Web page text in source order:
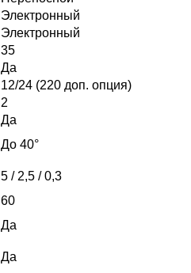
Электронный
Электронный
35
Да
12/24 (220 доп. опция)
2
Да
До 40°
5 / 2,5 / 0,3
60
Да
Да